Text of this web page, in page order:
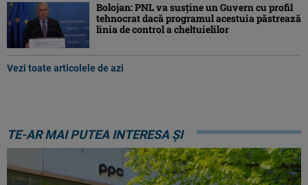
Bolojan: PNL va susţine un Guvern cu profil
tehnocrat dacă programul acestuia păstrează
linia de control a cheltuielilor
Vezi toate articolele de azi
TE-AR MAI PUTEA INTERESA ȘI